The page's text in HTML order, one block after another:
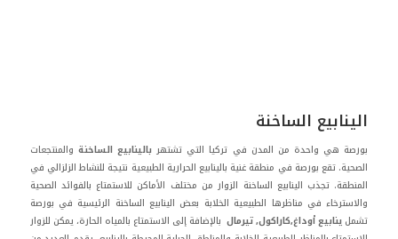
الينابيع الساخنة
بورصة هي واحدة من المدن في تركيا التي تشتهربالينابيع الساخنة والمنتجعات
الصحية. تقع بورصة في منطقة غنية بالينابيع الحرارية الطبيعية نتيجة للنشاط الزلزالي في
المنطقة. تجذب الينابيع الساخنة الزوار من مختلف الأماكن للاستمتاع بالفوائد الصحية
والاسترخاء في مناظرها الطبيعية الخلابة بعض الينابيع الساخنة الرئيسية في بورصة
تشمل ينابيع أوداغ,كاراكول, تيرمال بالإضافة إلى الاستمتاع بالمياه الحارة، يمكن للزوار